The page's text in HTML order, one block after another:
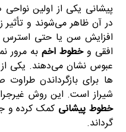
پیشانی یکی از اولین
در آن ظاهر می‌شوند و تأثیر
افزایش سن یا حتی
افقی وخطوط اخم به‌ مرور
عبوس نشان می‌دهند. یکی از
ها برای بازگرداندن طراوت
شیراز است. این روش
خطوط پیشانی کمک کرده و
گرداند.